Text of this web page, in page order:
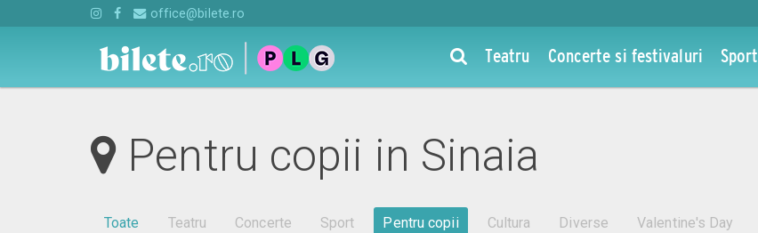
office@bilete.ro
Teatru Concerte si festivaluri Sport
Pentru copii in Sinaia
Toate Teatru Concerte Sport Pentru copii Cultura Diverse Valentine's Day